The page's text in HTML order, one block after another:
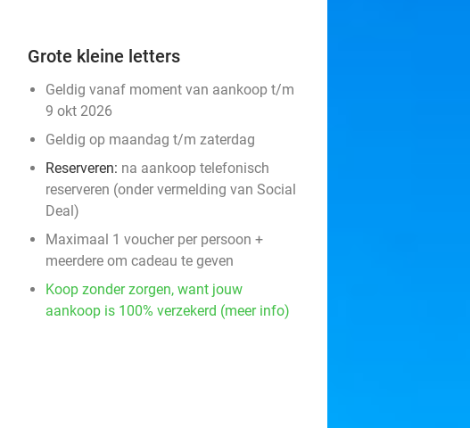
Grote kleine letters
Geldig vanaf moment van aankoop t/m
9 okt 2026
Geldig op maandag t/m zaterdag
Reserveren: na aankoop telefonisch
reserveren (onder vermelding van Social
Deal)
Maximaal 1 voucher per persoon +
meerdere om cadeau te geven
Koop zonder zorgen, want jouw
aankoop is 100% verzekerd (meer info)